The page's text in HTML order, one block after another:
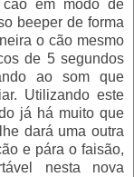
em modo de
beeper de forma
o cão mesmo
de 5 segundos
ao som que
Utilizando este
já há muito que
dará uma outra
e pára o faisão,
nesta nova